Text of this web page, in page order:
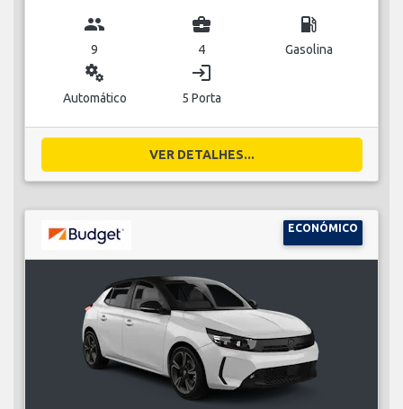
group
9
business_center
4
local_gas_station
Gasolina
miscellaneous_services
Automático
login
5 Porta
VER DETALHES...
ECONÓMICO